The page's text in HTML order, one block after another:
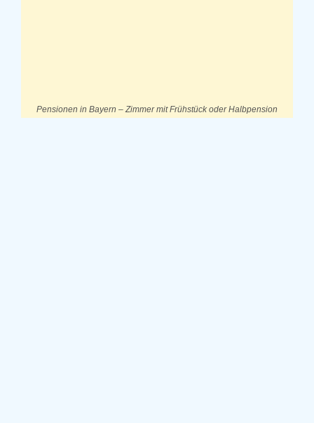
Pensionen in Bayern – Zimmer mit Frühstück oder Halbpension